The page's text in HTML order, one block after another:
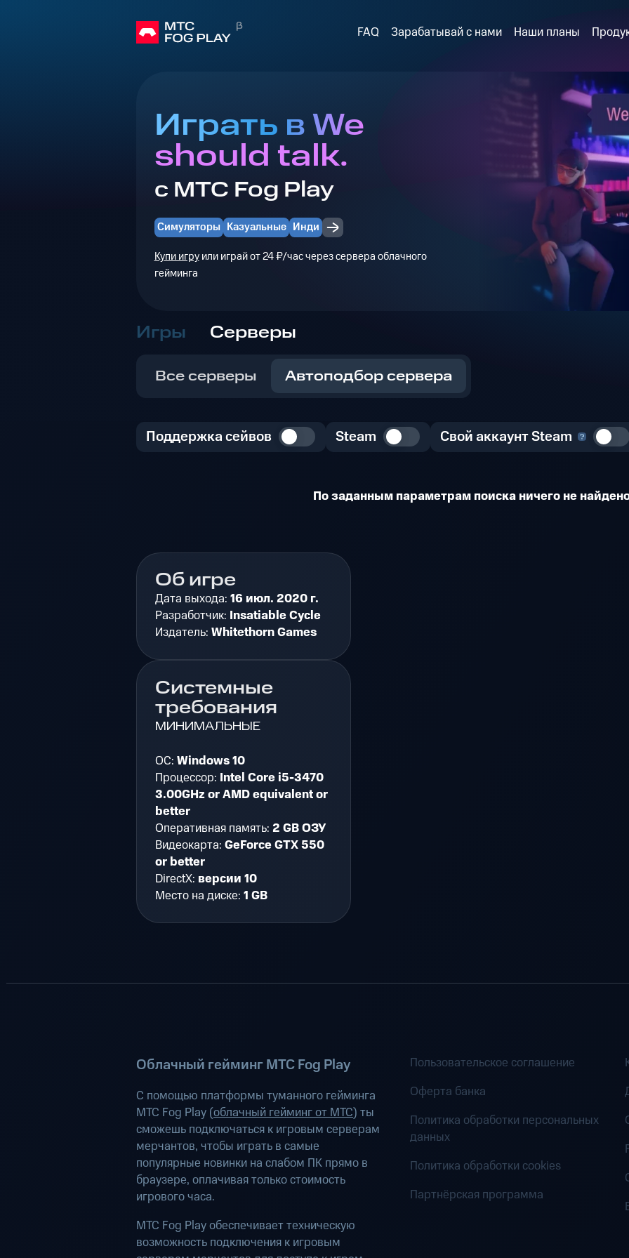
FAQ Зарабатывай с нами Наши планы
Играть в We
should talk.
с МТС Fog Play
Симуляторы Казуальные Инди
Купи игруили играй от 24 ₽/час через сервера облачного
гейминга
Игры Серверы
Все серверы Автоподбор сервера
Поддержка сейвов Steam Свой аккаунт Steam
По заданным параметрам поиска ничего не
Об игре
Дата выхода: 16 июл. 2020 г.
Разработчик: Insatiable Cycle
Издатель: Whitethorn Games
Системные
требования
МИНИМАЛЬНЫЕ
ОС: Windows 10
Процессор: Intel Core i5-3470
3.00GHz or AMD equivalent or
better
Оперативная память: 2 GB ОЗУ
Видеокарта: GeForce GTX 550
or better
DirectX: версии 10
Место на диске: 1 GB
Облачный гейминг МТС Fog Play
С помощью платформы туманного гейминга
МТС Fog Play (облачный гейминг от МТС) ты
сможешь подключаться к игровым серверам
мерчантов, чтобы играть в самые
популярные новинки на слабом ПК прямо в
браузере, оплачивая только стоимость
игрового часа.
МТС Fog Play обеспечивает техническую
возможность подключения к игровым
Пользовательское соглашение
Оферта банка
Политика обработки персональных
данных
Политика обработки cookies
Партнёрская программа